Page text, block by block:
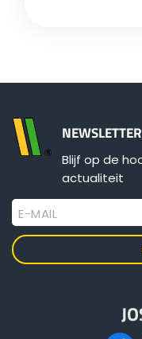
NEWSLETTER
Blijf op de
actualiteit
E-MAIL